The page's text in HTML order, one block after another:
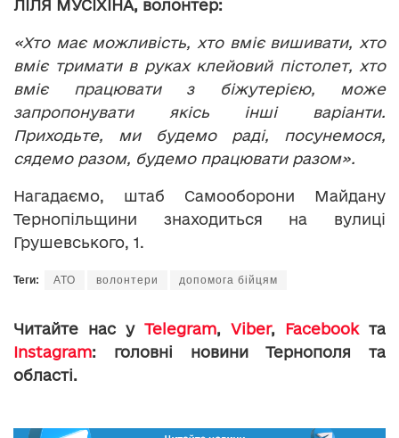
ЛІЛЯ МУСІХІНА, волонтер:
«Хто має можливість, хто вміє вишивати, хто
вміє тримати в руках клейовий пістолет, хто
вміє працювати з біжутерією, може
запропонувати якісь інші варіанти.
Приходьте, ми будемо раді, посунемося,
сядемо разом, будемо працювати разом».
Нагадаємо, штаб Самооборони Майдану
Тернопільщини знаходиться на вулиці
Грушевського, 1.
Теги: АТО волонтери допомога бійцям
Читайте нас у Telegram, Viber, Facebookта
Instagram: головні новини Тернополя та
області.